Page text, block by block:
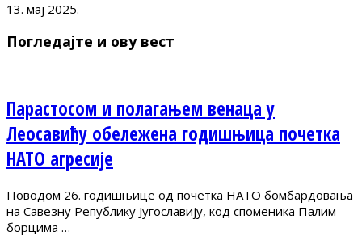
13. мај 2025.
Погледајте и ову вест
Парастосом и полагањем венаца у
Леосавићу обележена годишњица почетка
НАТО агресије
Поводом 26. годишњице од почетка НАТО бомбардовања
на Савезну Републику Југославију, код споменика Палим
борцима …